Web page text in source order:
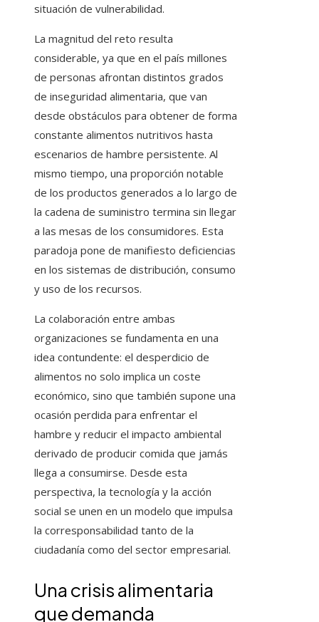
situación de vulnerabilidad.
La magnitud del reto resulta
considerable, ya que en el país millones
de personas afrontan distintos grados
de inseguridad alimentaria, que van
desde obstáculos para obtener de forma
constante alimentos nutritivos hasta
escenarios de hambre persistente. Al
mismo tiempo, una proporción notable
de los productos generados a lo largo de
la cadena de suministro termina sin llegar
a las mesas de los consumidores. Esta
paradoja pone de manifiesto deficiencias
en los sistemas de distribución, consumo
y uso de los recursos.
La colaboración entre ambas
organizaciones se fundamenta en una
idea contundente: el desperdicio de
alimentos no solo implica un coste
económico, sino que también supone una
ocasión perdida para enfrentar el
hambre y reducir el impacto ambiental
derivado de producir comida que jamás
llega a consumirse. Desde esta
perspectiva, la tecnología y la acción
social se unen en un modelo que impulsa
la corresponsabilidad tanto de la
ciudadanía como del sector empresarial.
Una crisis alimentaria
que demanda